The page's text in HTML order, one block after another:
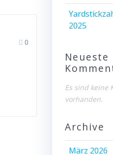
0
2025
Neueste
Es sind keine
vorhanden.
Archive
März 2026